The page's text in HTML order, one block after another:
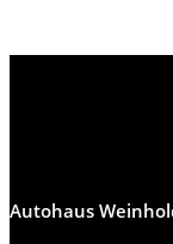
Autohaus